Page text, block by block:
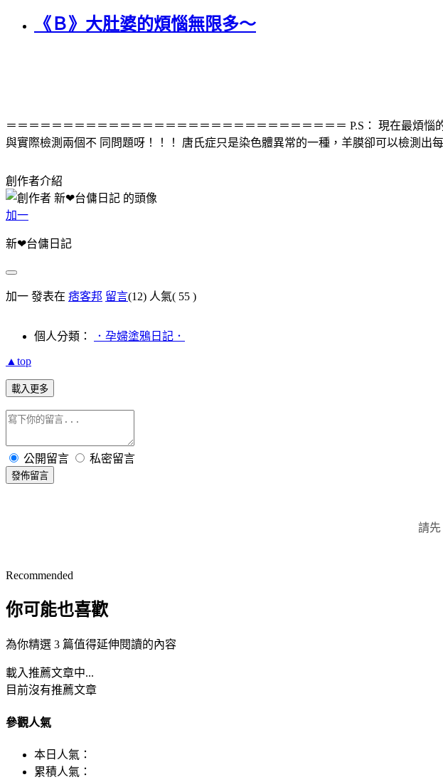
《Ｂ》大肚婆的煩惱無限多～
＝＝＝＝＝＝＝＝＝＝＝＝＝＝＝＝＝＝＝＝＝＝＝＝＝＝＝＝＝＝ P.S： 現在最煩
與實際檢測兩個不 同問題呀！！！ 唐氏症只是染色體異常的一種，羊膜卻可以檢測出
創作者介紹
加一
新❤台傭日記
加一 發表在 痞客邦 留言(12) 人氣( 55 )
個人分類： ．孕婦塗鴉日記．
▲top
載入更多
公開留言 私密留言
發佈留言
請先
Recommended
你可能也喜歡
為你精選 3 篇值得延伸閱讀的內容
載入推薦文章中...
目前沒有推薦文章
參觀人氣
本日人氣：
累積人氣：